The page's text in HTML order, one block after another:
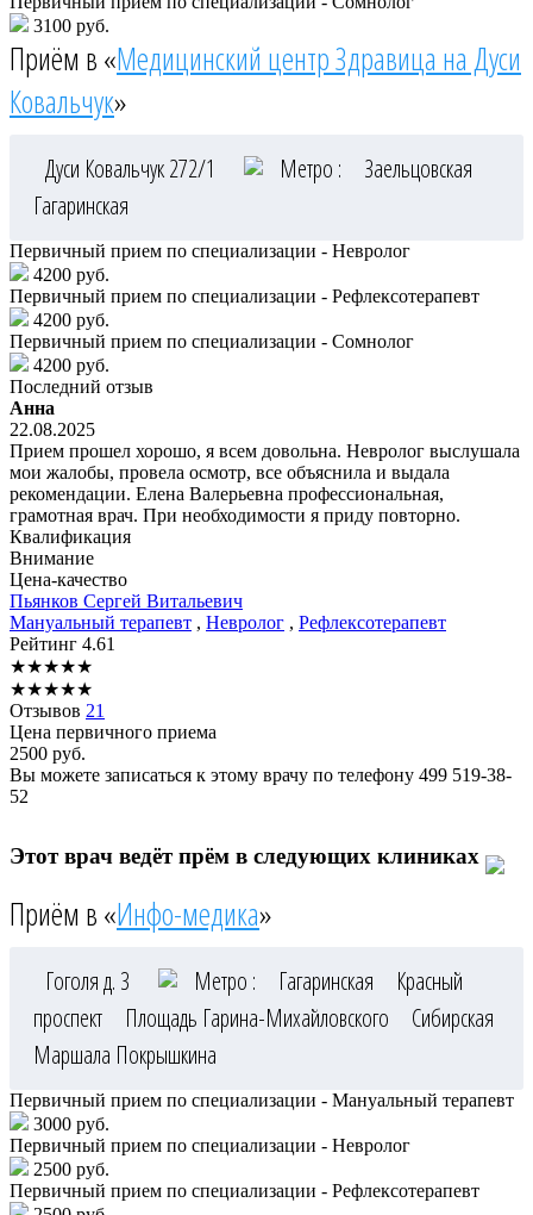
3100 руб.
Приём в «Медицинский центр Здравица на Дуси
Ковальчук»
Дуси Ковальчук 272/1 Метро :
Заельцовская
Гагаринская
Первичный прием по специализации - Невролог
4200 руб.
Первичный прием по специализации - Рефлексотерапевт
4200 руб.
Первичный прием по специализации - Сомнолог
4200 руб.
Последний отзыв
Анна
22.08.2025
Прием прошел хорошо, я всем довольна. Невролог выслушала
мои жалобы, провела осмотр, все объяснила и выдала
рекомендации. Елена Валерьевна профессиональная,
грамотная врач. При необходимости я приду повторно.
Квалификация
Внимание
Цена-качество
Пьянков Сергей Витальевич
Мануальный терапевт , Невролог , Рефлексотерапевт
Рейтинг 4.61
★★★★★
★★★★★
Отзывов 21
Цена первичного приема
2500 руб.
Вы можете записаться к этому врачу по телефону 499 519-38-
52
Этот врач ведёт прём в следующих клиниках
Приём в «Инфо-медика»
Гоголя д. 3 Метро : Гагаринская
Красный
проспект
Площадь Гарина-Михайловского
Сибирская
Маршала Покрышкина
Первичный прием по специализации - Мануальный терапевт
3000 руб.
Первичный прием по специализации - Невролог
2500 руб.
Первичный прием по специализации - Рефлексотерапевт